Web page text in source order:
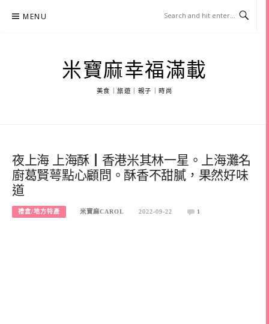
MENU
米寶麻幸福滿載
美食｜旅遊｜親子｜時尚
夜上海 上海酥┃香港米其林一星。上海灘名
廚葛賢萼點心顧問。酥香不甜膩，果然好味
道
禮盒/地方特產 米寶麻CAROL 2022-09-22 1